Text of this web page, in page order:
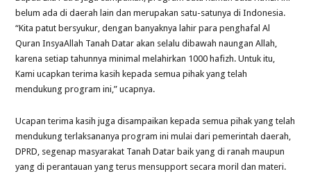
belum ada di daerah lain dan merupakan satu-satunya di Indonesia.
“Kita patut bersyukur, dengan banyaknya lahir para penghafal Al
Quran InsyaAllah Tanah Datar akan selalu dibawah naungan Allah,
karena setiap tahunnya minimal melahirkan 1000 hafizh. Untuk itu,
Kami ucapkan terima kasih kepada semua pihak yang telah
mendukung program ini,” ucapnya.
Ucapan terima kasih juga disampaikan kepada semua pihak yang telah
mendukung terlaksananya program ini mulai dari pemerintah daerah,
DPRD, segenap masyarakat Tanah Datar baik yang di ranah maupun
yang di perantauan yang terus mensupport secara moril dan materi.